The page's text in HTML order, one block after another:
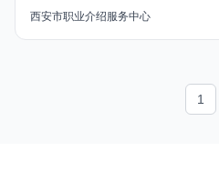
西安市职业介绍服务中心
1